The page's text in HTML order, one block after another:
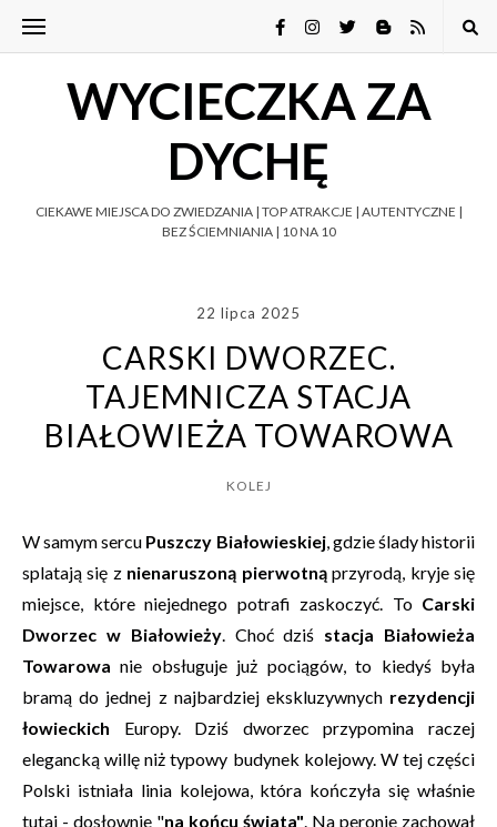
WYCIECZKA ZA
DYCHĘ
CIEKAWE MIEJSCA DO ZWIEDZANIA | TOP ATRAKCJE | AUTENTYCZNE |
BEZ ŚCIEMNIANIA | 10 NA 10
22 lipca 2025
CARSKI DWORZEC.
TAJEMNICZA STACJA
BIAŁOWIEŻA TOWAROWA
KOLEJ
W samym sercu Puszczy Białowieskiej, gdzie ślady historii
splatają się z nienaruszoną pierwotnąprzyrodą, kryje się
miejsce, które niejednego potrafi zaskoczyć. To Carski
Dworzec w Białowieży. Choć dziś stacja Białowieża
Towarowa nie obsługuje już pociągów, to kiedyś była
bramą do jednej z najbardziej ekskluzywnych rezydencji
łowieckich Europy. Dziś dworzec przypomina raczej
elegancką willę niż typowy budynek kolejowy. W tej części
Polski istniała linia kolejowa, która kończyła się właśnie
tutaj - dosłownie "na końcu świata". Na peronie zachował